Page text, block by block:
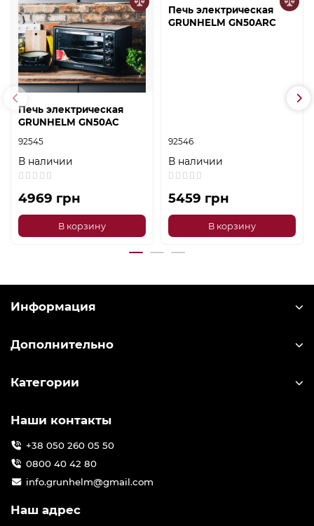
Печь электрическая
GRUNHELM GN50AC
92545
В наличии
4969 грн
В корзину
Печь электрическая
GRUNHELM GN50ARC
92546
В наличии
5459 грн
В корзину
Информация
Дополнительно
Категории
Наши контакты
+38 050 260 05 50
0800 40 42 80
info.grunhelm@gmail.com
Наш адрес